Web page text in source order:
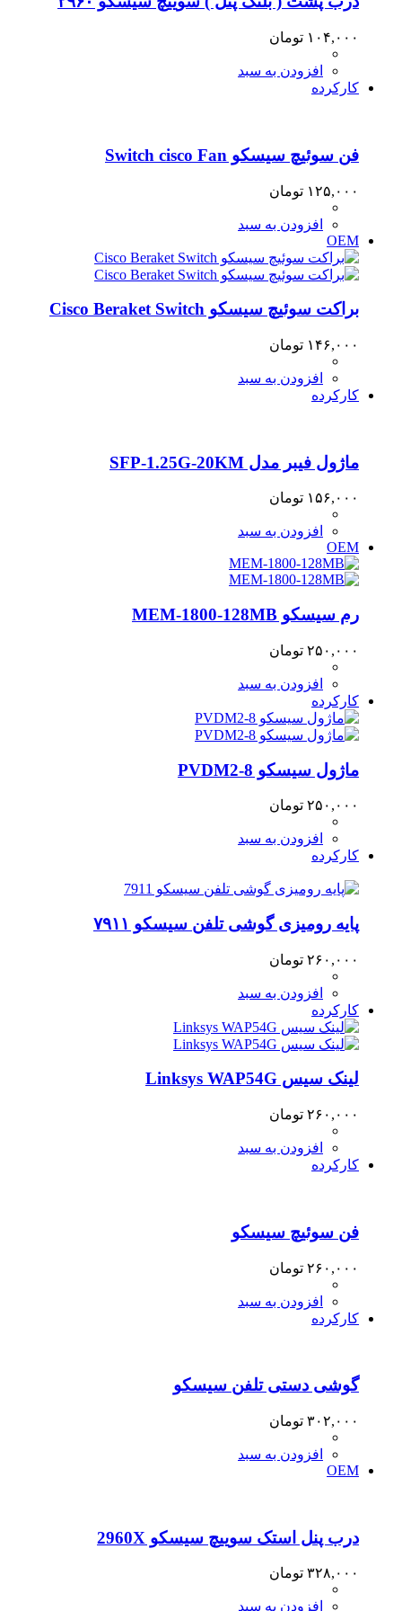
۱۰۴,۰۰۰ تومان
افزودن به سبد
کارکرده
فن سوئیچ سیسکو Switch cisco Fan
۱۲۵,۰۰۰ تومان
افزودن به سبد
OEM
براکت سوئیچ سیسکو Cisco Beraket Switch
۱۴۶,۰۰۰ تومان
افزودن به سبد
کارکرده
ماژول فیبر مدل SFP-1.25G-20KM
۱۵۶,۰۰۰ تومان
افزودن به سبد
OEM
رم سیسکو MEM-1800-128MB
۲۵۰,۰۰۰ تومان
افزودن به سبد
کارکرده
ماژول سیسکو PVDM2-8
۲۵۰,۰۰۰ تومان
افزودن به سبد
کارکرده
پایه رومیزی گوشی تلفن سیسکو ۷۹۱۱
۲۶۰,۰۰۰ تومان
افزودن به سبد
کارکرده
لینک سیس Linksys WAP54G
۲۶۰,۰۰۰ تومان
افزودن به سبد
کارکرده
فن سوئیچ سیسکو
۲۶۰,۰۰۰ تومان
افزودن به سبد
کارکرده
گوشی دستی تلفن سیسکو
۳۰۲,۰۰۰ تومان
افزودن به سبد
OEM
درب پنل استک سوییچ سیسکو 2960X
۳۲۸,۰۰۰ تومان
افزودن به سبد